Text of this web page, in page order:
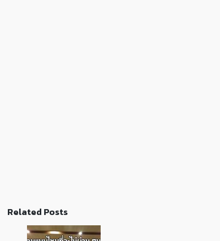
Related Posts